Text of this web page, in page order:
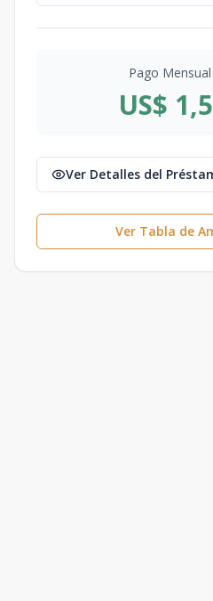
Pago
US$
Ver Detalles del
Ver Tabla de